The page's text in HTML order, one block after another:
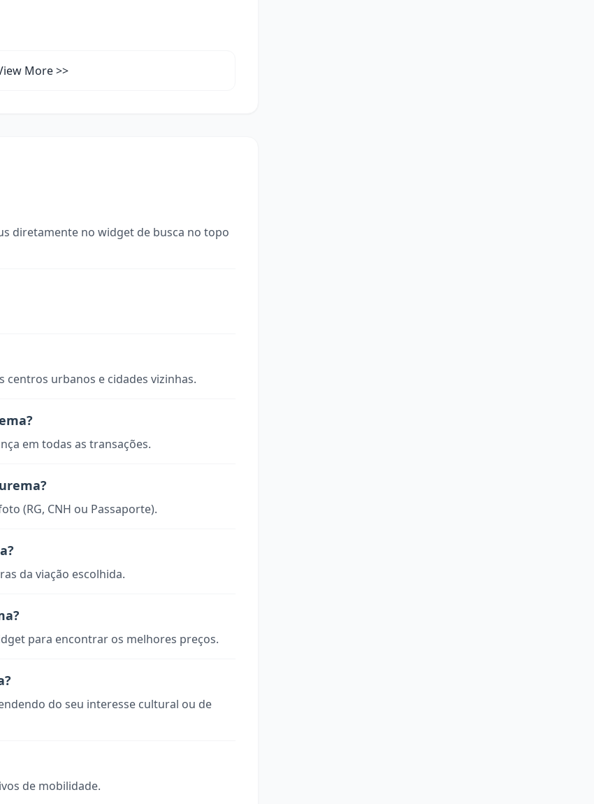
More >>
diretamente no widget de busca no topo
centros urbanos e cidades vizinhas.
em todas as transações.
(RG, CNH ou Passaporte).
da viação escolhida.
para encontrar os melhores preços.
do seu interesse cultural ou de
de mobilidade.